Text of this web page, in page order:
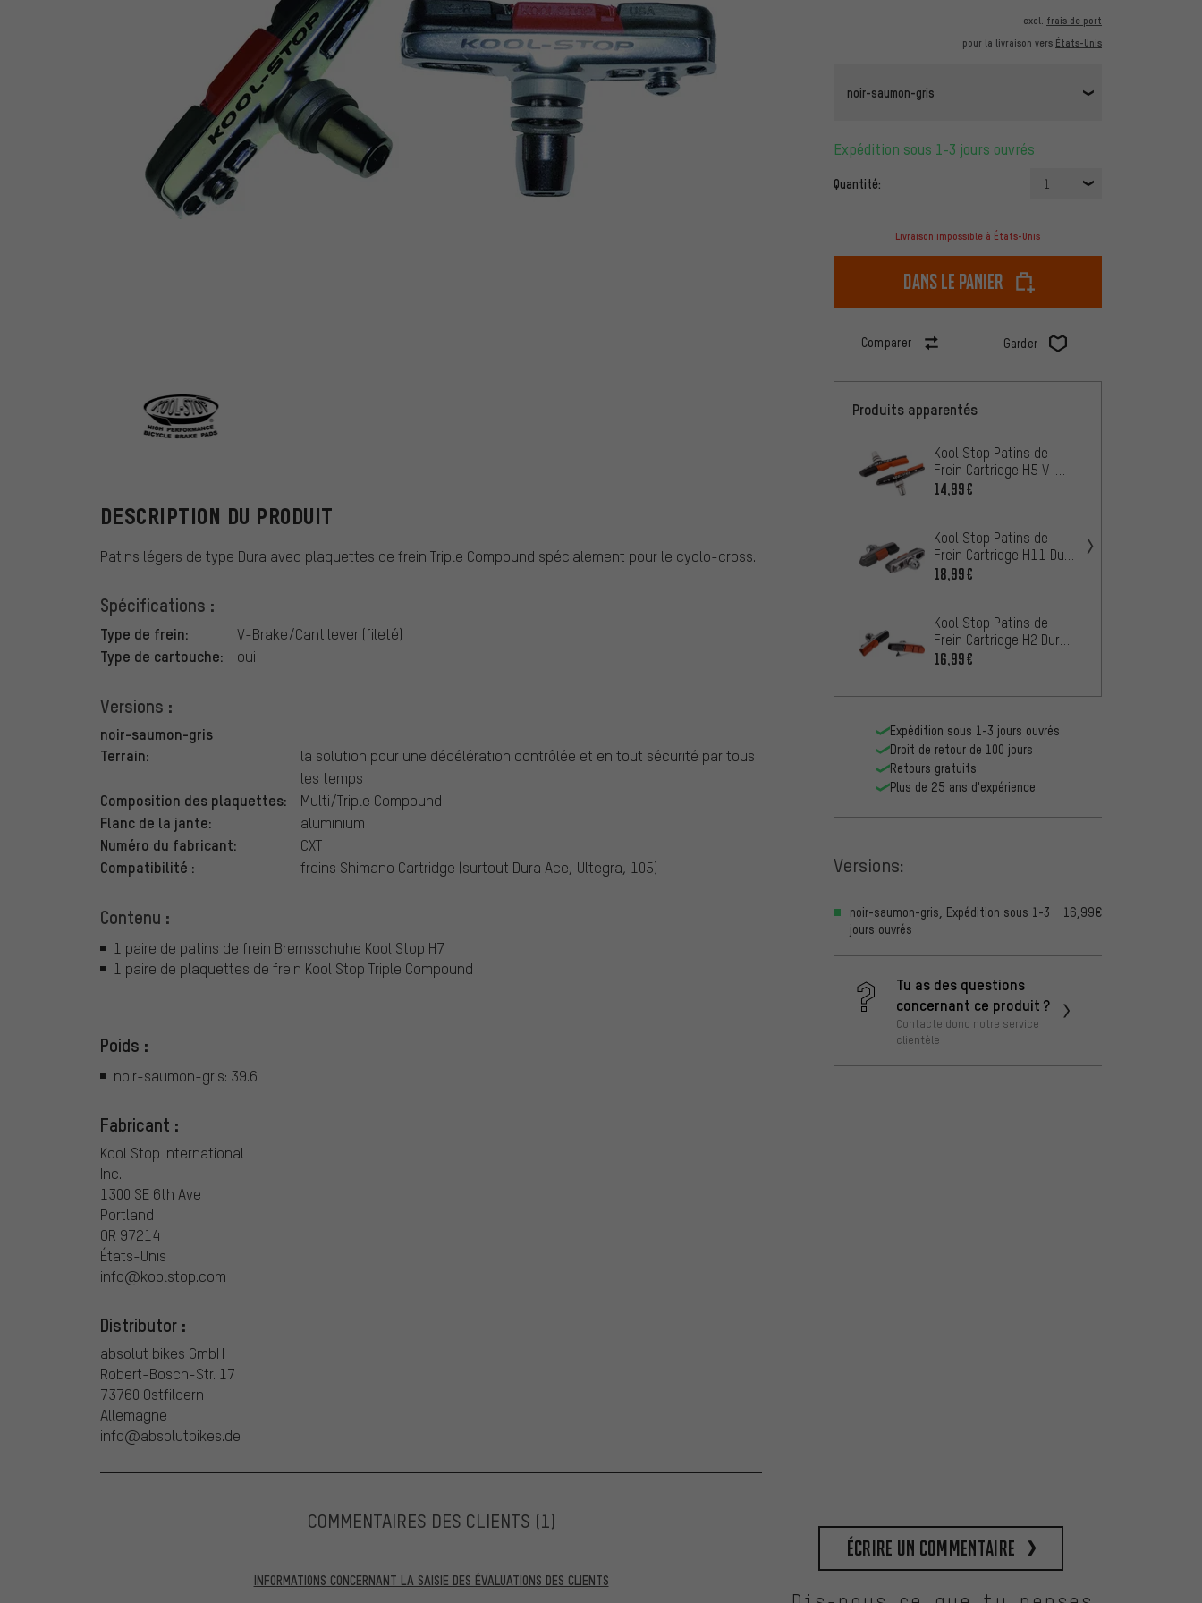
excl. frais de port
pour la livraison vers États-Unis
noir-saumon-gris
Expédition sous 1-3 jours ouvrés
Quantité: 1
Livraison impossible à États-Unis
dans le panier
Comparer Garder
DESCRIPTION DU PRODUIT
Patins légers de type Dura avec plaquettes de frein Triple Compound spécialement pour le cyclo-cross.
Spécifications :
Type de frein: V-Brake/Cantilever (fileté)
Type de cartouche: oui
Versions :
noir-saumon-gris
Terrain:
la solution pour une décélération contrôlée et en tout sécurité par tous
les temps
Composition des plaquettes: Multi/Triple Compound
Flanc de la jante: aluminium
Numéro du fabricant: CXT
Compatibilité : freins Shimano Cartridge (surtout Dura Ace, Ultegra, 105)
Contenu :
1 paire de patins de frein Bremsschuhe Kool Stop H7
1 paire de plaquettes de frein Kool Stop Triple Compound
Poids :
noir-saumon-gris: 39.6
Fabricant :
Kool Stop International
Inc.
1300 SE 6th Ave
Portland
OR 97214
États-Unis
info@koolstop.com
Distributor :
absolut bikes GmbH
Robert-Bosch-Str. 17
73760 Ostfildern
Allemagne
info@absolutbikes.de
Produits apparentés
Kool Stop Patins de
Frein Cartridge H5 V-
Brake
14,99€
Kool Stop Patins de
Frein Cartridge H11 Dura
2 Triple Lite
18,99€
Kool Stop Patins de
Frein Cartridge H2 Dura
Type
16,99€
Expédition sous 1-3 jours ouvrés
Droit de retour de 100 jours
Retours gratuits
Plus de 25 ans d'expérience
Versions:
noir-saumon-gris, Expédition sous 1-3
jours ouvrés
16,99€
Tu as des questions
concernant ce produit ?
Contacte donc notre service
clientèle !
COMMENTAIRES DES CLIENTS (1)
INFORMATIONS CONCERNANT LA SAISIE DES ÉVALUATIONS DES CLIENTS
Écrire un commentaire